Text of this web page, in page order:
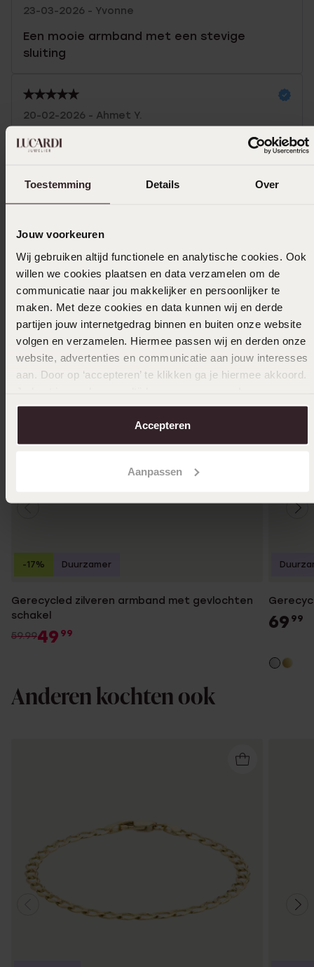
Toestemming Details Over
Jouw voorkeuren
Wij gebruiken altijd functionele en analytische cookies. Ook
willen we cookies plaatsen en data verzamelen om de
communicatie naar jou makkelijker en persoonlijker te
maken. Met deze cookies en data kunnen wij en derde
partijen jouw internetgedrag binnen en buiten onze website
volgen en verzamelen. Hiermee passen wij en derden onze
website, advertenties en communicatie aan jouw interesses
aan. Door op ‘accepteren’ te klikken ga je hiermee akkoord.
over in onscookiebeleid.
Accepteren
Aanpassen
23-03-2026 - Yvonne
Een mooie armband met een stevige
sluiting
20-02-2026 - Ahmet Y.
Simpel maar echt een mooi expemplaar.
Toon meer
Ook leuk voor jou
Gerecycled zilveren armband met gevlochten
schakel
59.9949 99
-17% Duurzamer
69 99
Anderen kochten ook